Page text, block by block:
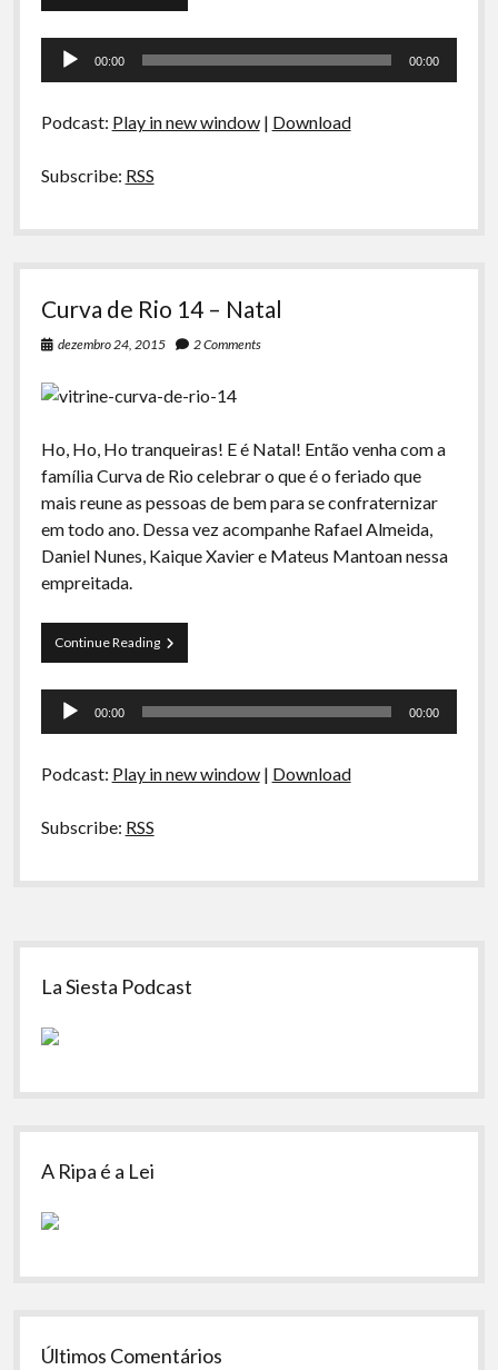
de
–
Orelha
Tocador
00:00 00:00
Podcast: Play in new window| Download
Subscribe: RSS
Curva de Rio 14 – Natal
dezembro 24, 2015 2 Comments
Ho, Ho, Ho tranqueiras! E é Natal! Então venha com a
família Curva de Rio celebrar o que é o feriado que
mais reune as pessoas de bem para se confraternizar
em todo ano. Dessa vez acompanhe Rafael Almeida,
Daniel Nunes, Kaique Xavier e Mateus Mantoan nessa
empreitada.
Continue ReadingCurva
de
–
Tocador
00:00 00:00
Podcast: Play in new window| Download
Subscribe: RSS
Sidebar
La Siesta Podcast
A Ripa é a Lei
Últimos Comentários